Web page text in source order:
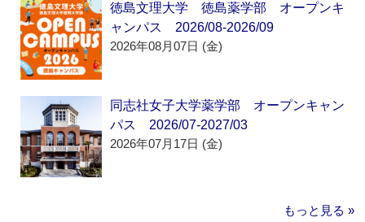
徳島文理大学 徳島薬学部 オープンキ
ャンパス 2026/08-2026/09
2026年08月07日 (金)
同志社女子大学薬学部 オープンキャン
パス 2026/07-2027/03
2026年07月17日 (金)
もっと見る »